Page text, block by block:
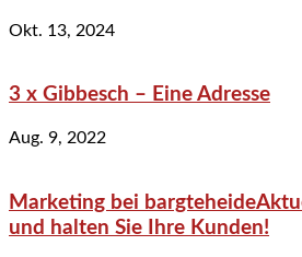
Okt. 13, 2024
3 x Gibbesch – Eine Adresse
Aug. 9, 2022
Marketing bei
und halten Sie Ihre Kunden!